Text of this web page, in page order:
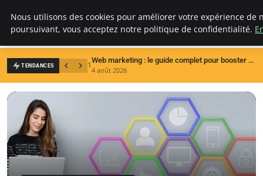
LECFCM
TENDANCES 1
Web marketing : le guide complet pour booster votre visibilité en ligne
4 août 2026
Nous utilisons des cookies pour améliorer votre expérience de
poursuivant, vous acceptez notre politique de confidentialité.